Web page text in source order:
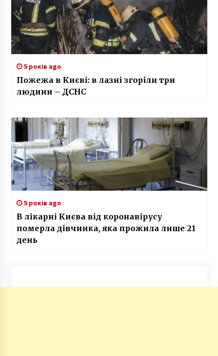
5 років ago
Пожежа в Києві: в лазні згоріли три
людини – ДСНС
5 років ago
В лікарні Києва від коронавірусу
померла дівчинка, яка прожила лише 21
день